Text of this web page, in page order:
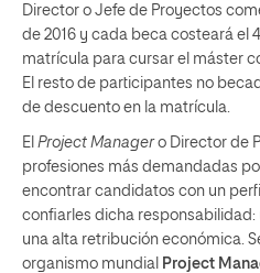
Director o Jefe de Proyectos
de 2016 y cada beca costeará el
matrícula para cursar el máster
El resto de participantes no
de descuento en la matrícula.
El Project Managero Director de
profesiones más demandadas
encontrar candidatos con un
confiarles dicha
una alta retribución económica.
organismo mundial Project